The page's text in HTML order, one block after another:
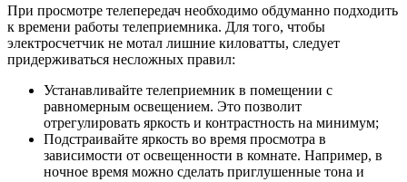
При просмотре телепередач необходимо обдуманно подходить
к времени работы телеприемника. Для того, чтобы
электросчетчик не мотал лишние киловатты, следует
придерживаться несложных правил:
Устанавливайте телеприемник в помещении с
равномерным освещением. Это позволит
отрегулировать яркость и контрастность на минимум;
Подстраивайте яркость во время просмотра в
зависимости от освещенности в комнате. Например, в
ночное время можно сделать приглушенные тона и